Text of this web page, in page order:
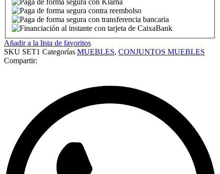
Añadir a la lista de favoritos
SKU SET1 Categorías MUEBLES, CONJUNTOS MUEBLES
Compartir: